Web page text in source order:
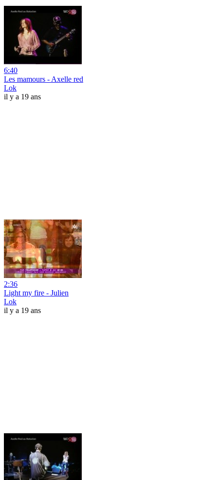
6:40
Les mamours - Axelle red
Lok
il y a 19 ans
2:36
Light my fire - Julien
Lok
il y a 19 ans